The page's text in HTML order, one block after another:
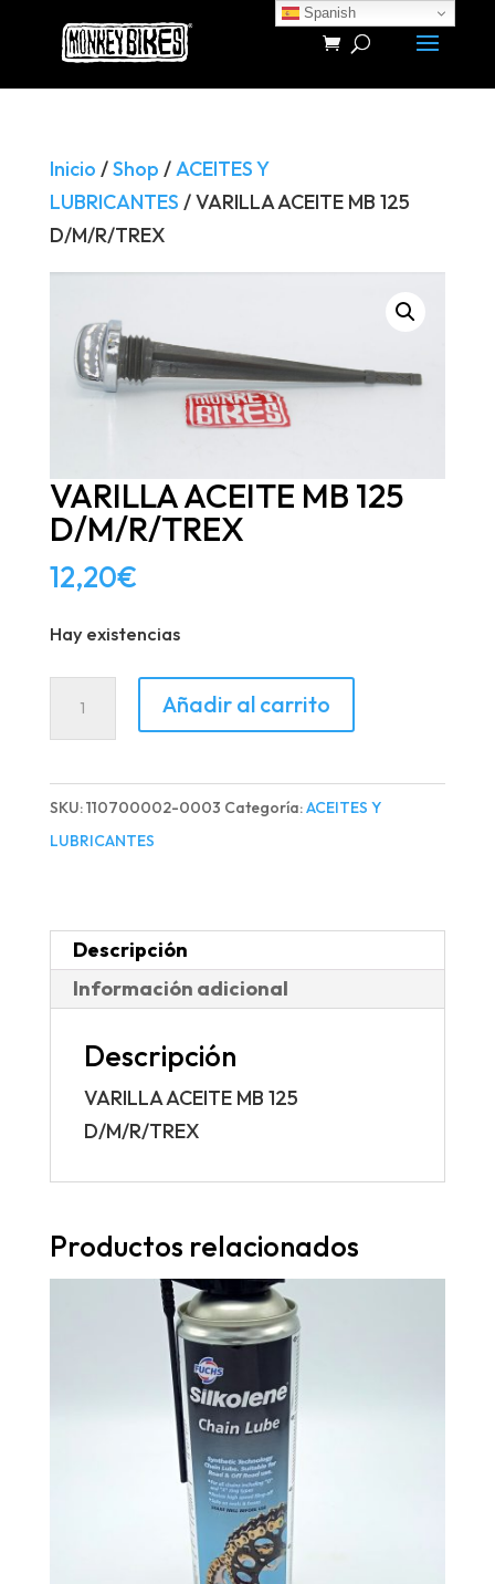
Búsqueda
productos
Inicio /Shop /ACEITES Y
LUBRICANTES / VARILLA ACEITE MB 125
D/M/R/TREX
VARILLA ACEITE MB 125
D/M/R/TREX
12,20€
Hay existencias
125
Añadir al carrito
SKU:110700002-0003 Categoría:ACEITES Y
LUBRICANTES
Descripción
Información adicional
Descripción
VARILLA ACEITE MB 125
D/M/R/TREX
Productos relacionados
Spanish